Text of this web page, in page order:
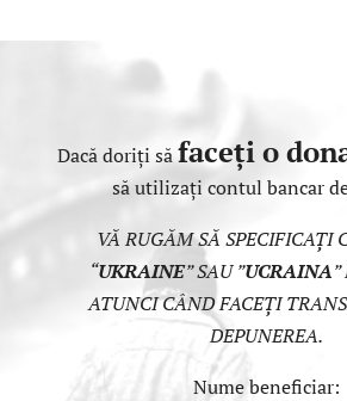
Dacă doriți săfaceți o
să utilizați contul bancar
VĂ RUGĂM SĂ SPECIFICAȚI
“UKRAINE” SAU ”UCRAINA
ATUNCI CÂND FACEȚI
DEPUNEREA.
Nume beneficiar: